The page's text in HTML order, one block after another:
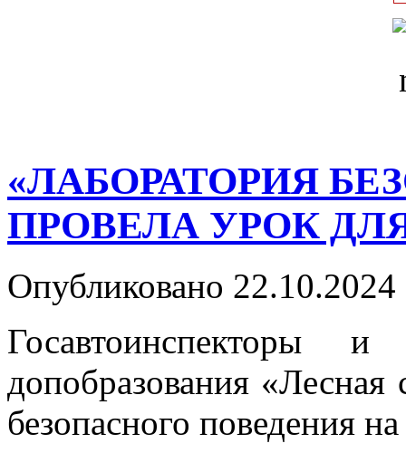
«ЛАБОРАТОРИЯ
ПРОВЕЛА УРОК
Опубликовано
Госавтоинспекторы
допобразования «Лесная
безопасного поведения